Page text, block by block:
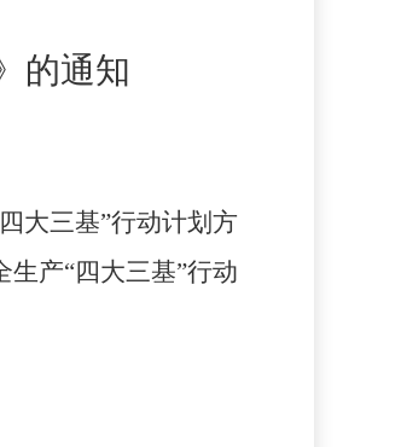
的通知
大三基”行动计划方
产“四大三基”行动